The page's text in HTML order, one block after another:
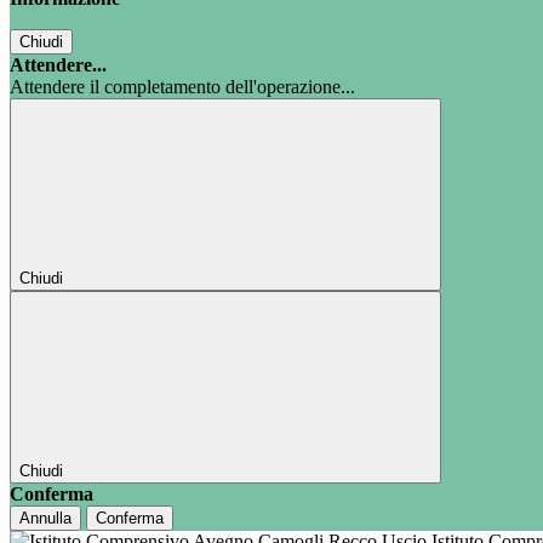
Chiudi
Attendere...
Attendere il completamento dell'operazione...
Chiudi
Chiudi
Conferma
Annulla Conferma